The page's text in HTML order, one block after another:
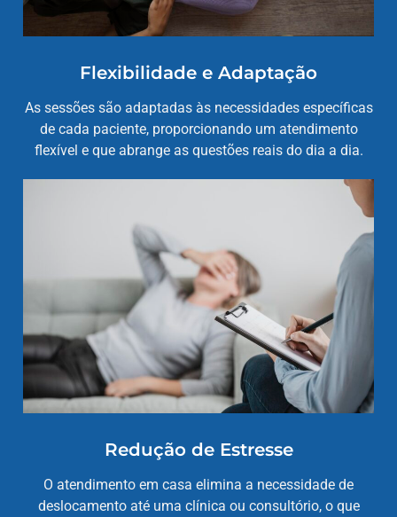
Flexibilidade e Adaptação
As sessões são adaptadas às necessidades específicas
de cada paciente, proporcionando um atendimento
flexível e que abrange as questões reais do dia a dia.
Redução de Estresse
O atendimento em casa elimina a necessidade de
deslocamento até uma clínica ou consultório, o que